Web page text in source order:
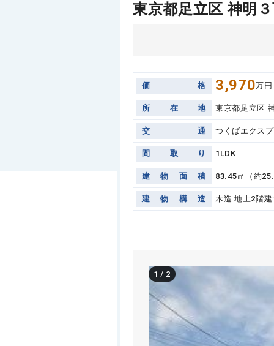
東京都足立区 神明
価 格 3,970万円
所 在 地 東京都足立区
交 通 つくばエクス
間 取 り 1LDK
建 物 面 積 83.45㎡（約
建 物 構 造 木造 地上2階建
1 / 2